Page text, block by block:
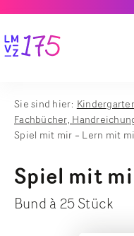
Sie sind hier:
Fachbücher,
Spiel mit mir – Lern mit
Spiel mit
Bund à 25 Stück
Titel,
Autor
eingeben